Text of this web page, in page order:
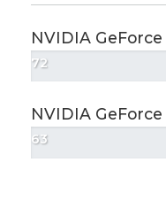
NVIDIA GeForce
72
NVIDIA GeForce
63